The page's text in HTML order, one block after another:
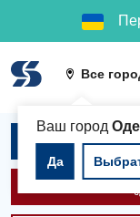
Все
Ваш город
Да